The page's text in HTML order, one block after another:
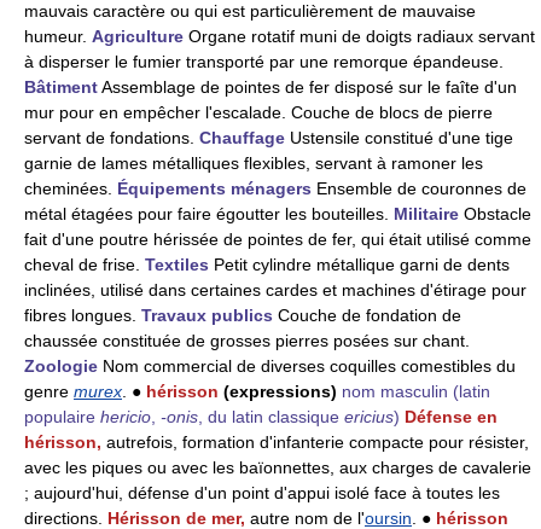
mauvais caractère ou qui est particulièrement de mauvaise
humeur. Agriculture Organe rotatif muni de doigts radiaux servant
à disperser le fumier transporté par une remorque épandeuse.
BâtimentAssemblage de pointes de fer disposé sur le faîte d'un
mur pour en empêcher l'escalade. Couche de blocs de pierre
servant de fondations. Chauffage Ustensile constitué d'une tige
garnie de lames métalliques flexibles, servant à ramoner les
cheminées. Équipements ménagers Ensemble de couronnes de
métal étagées pour faire égoutter les bouteilles. Militaire Obstacle
fait d'une poutre hérissée de pointes de fer, qui était utilisé comme
cheval de frise. Textiles Petit cylindre métallique garni de dents
inclinées, utilisé dans certaines cardes et machines d'étirage pour
fibres longues. Travaux publics Couche de fondation de
chaussée constituée de grosses pierres posées sur chant.
Zoologie Nom commercial de diverses coquilles comestibles du
genre murex . ● hérisson (expressions) nom masculin (latin
populaire hericio -onis , du latin classique ericius) Défense en
hérisson, autrefois, formation d'infanterie compacte pour résister,
avec les piques ou avec les baïonnettes, aux charges de cavalerie
; aujourd'hui, défense d'un point d'appui isolé face à toutes les
directions. Hérisson de mer, autre nom de l'oursin . ● hérisson